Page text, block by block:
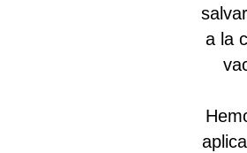
a la